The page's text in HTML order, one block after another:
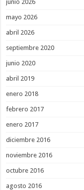
junio 2026
mayo 2026
abril 2026
septiembre 2020
junio 2020
abril 2019
enero 2018
febrero 2017
enero 2017
diciembre 2016
noviembre 2016
octubre 2016
agosto 2016